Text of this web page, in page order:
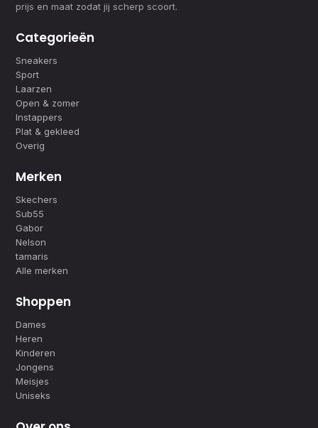
prijs en maat zodat jij scherp scoort.
Categorieën
Sneakers
Sport
Laarzen
Open & zomer
Instappers
Plat & gekleed
Overig
Merken
Skechers
Sub55
Gabor
Nelson
tamaris
Alle merken
Shoppen
Dames
Heren
Kinderen
Jongens
Meisjes
Uniseks